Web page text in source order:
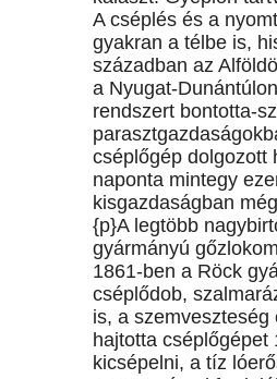
A cséplés és a
gyakran a télbe is,
században az
a Nyugat-
rendszert bontotta-
cséplőgép dolgozott
naponta mintegy
kisgazdaságban
{p}A legtöbb
gyármányú
1861-ben a Röck
cséplődob,
is, a
hajtotta
kicsépelni, a tíz